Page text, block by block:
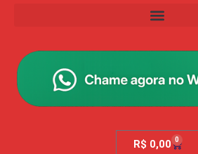
R$ 0,00 0